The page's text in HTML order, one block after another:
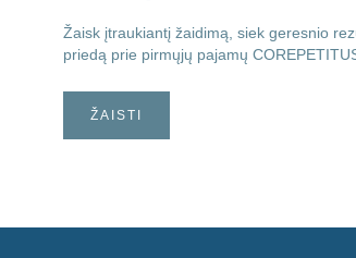
Žaisk įtraukiantį žaidimą, siek geresnio
priedą prie pirmųjų pajamų
ŽAISTI